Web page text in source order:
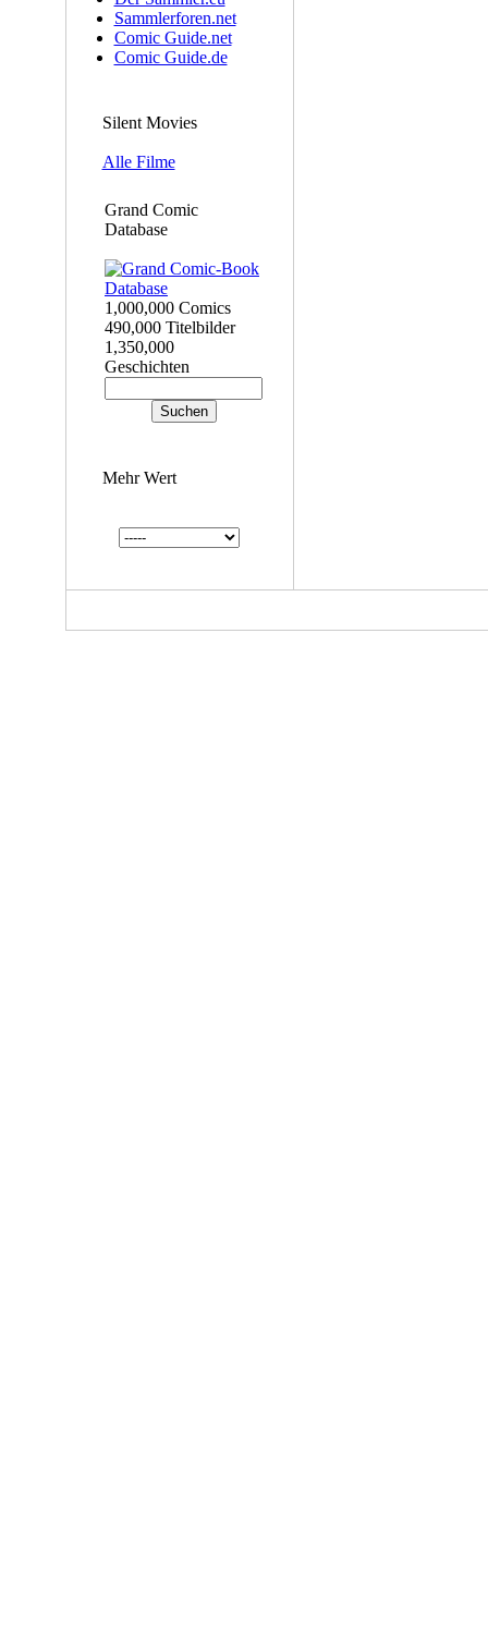
Sammlerforen.net
Comic Guide.net
Comic Guide.de
Silent Movies
Alle Filme
Grand Comic
Database
1,000,000 Comics
490,000 Titelbilder
1,350,000
Geschichten
Mehr Wert